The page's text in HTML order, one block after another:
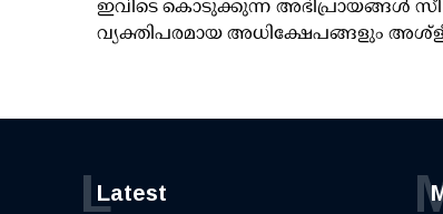
ഇവിടെ കൊടുക്കുന്ന അഭിപ്രായങ്ങള്‍
വ്യക്തിപരമായ അധിക്ഷേപങ്ങളും
Latest
L